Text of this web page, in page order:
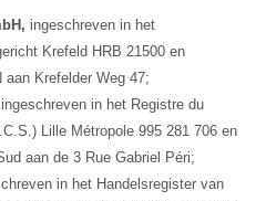
ingeschreven in het
Krefeld HRB 21500 en
Krefelder Weg 47;
in het Registre du
Lille Métropole 995 281 706 en
aan de 3 Rue Gabriel Péri;
in het Handelsregister van